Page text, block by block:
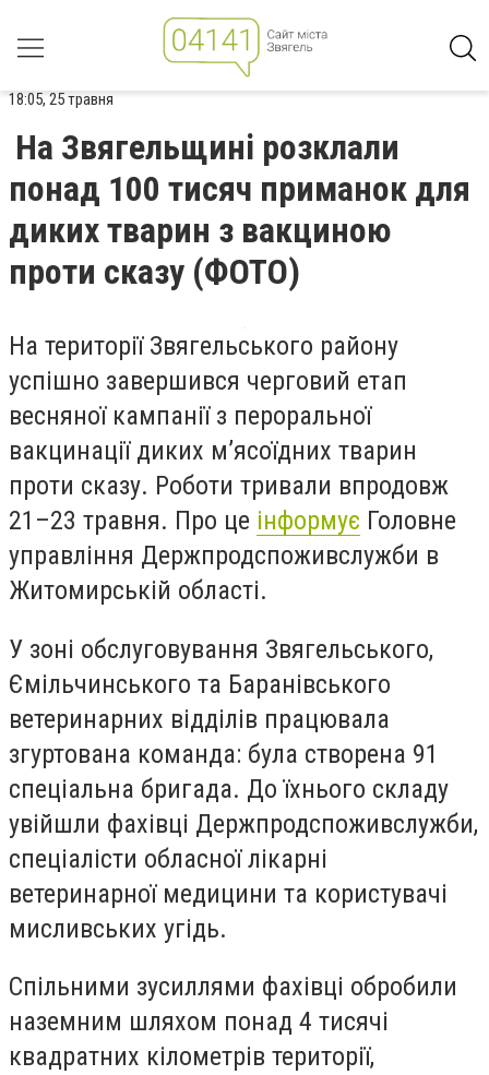
18:05, 25 травня
На Звягельщині розклали
понад 100 тисяч приманок для
диких тварин з вакциною
проти сказу (ФОТО)
На території Звягельського району
успішно завершився черговий етап
весняної кампанії з пероральної
вакцинації диких м’ясоїдних тварин
проти сказу. Роботи тривали впродовж
21–23 травня. Про це інформує Головне
управління Держпродспоживслужби в
Житомирській області.
У зоні обслуговування Звягельського,
Ємільчинського та Баранівського
ветеринарних відділів працювала
згуртована команда: була створена 91
спеціальна бригада. До їхнього складу
увійшли фахівці Держпродспоживслужби,
спеціалісти обласної лікарні
ветеринарної медицини та користувачі
мисливських угідь.
Спільними зусиллями фахівці обробили
наземним шляхом понад 4 тисячі
квадратних кілометрів території,